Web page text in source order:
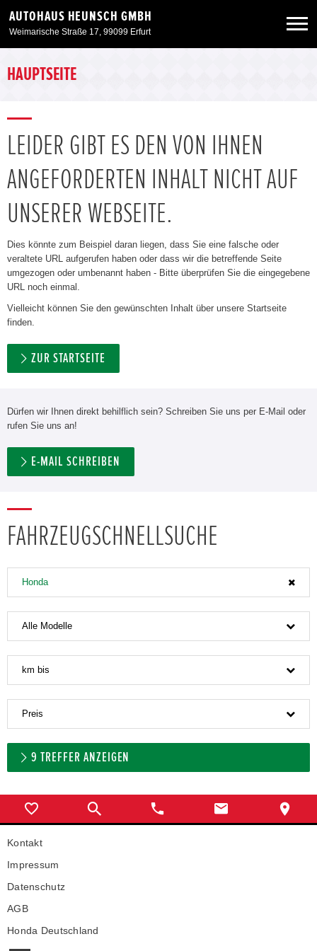
AUTOHAUS HEUNSCH GMBH
Weimarische Straße 17, 99099 Erfurt
Neuwagen
Angebote
Unser Autohaus
HAUPTSEITE
LEIDER GIBT ES DEN VON IHNEN
ANGEFORDERTEN INHALT NICHT AUF
UNSERER WEBSEITE.
Dies könnte zum Beispiel daran liegen, dass Sie eine falsche oder
veraltete URL aufgerufen haben oder dass wir die betreffende Seite
umgezogen oder umbenannt haben - Bitte überprüfen Sie die eingegebene
URL noch einmal.
Vielleicht können Sie den gewünschten Inhalt über unsere Startseite
finden.
ZUR STARTSEITE
Dürfen wir Ihnen direkt behilflich sein? Schreiben Sie uns per E-Mail oder
rufen Sie uns an!
E-MAIL SCHREIBEN
FAHRZEUGSCHNELLSUCHE
Honda
Alle Modelle
km bis
Preis
9 TREFFER ANZEIGEN
Kontakt
Impressum
Datenschutz
AGB
Honda Deutschland